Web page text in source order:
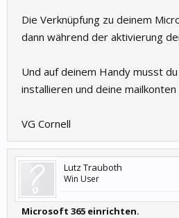
Die Verknüpfung zu deinem
dann während der aktivierung
Und auf deinem Handy musst
installieren und deine
VG Cornell
Lutz Trauboth
Win User
Microsoft 365 einrichten.